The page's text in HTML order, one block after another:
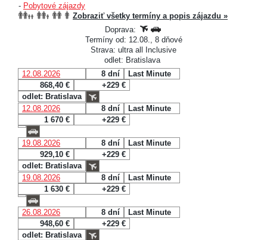
- Pobytové zájazdy
Zobraziť všetky termíny a popis zájazdu »
Doprava:
Termíny od: 12.08., 8 dňové
Strava: ultra all Inclusive
odlet: Bratislava
12.08.2026
8 dní
Last Minute
868,40 €
+229 €
odlet: Bratislava
12.08.2026
8 dní
Last Minute
1 670 €
+229 €
19.08.2026 8 dní
Last Minute
929,10 €
+229 €
odlet: Bratislava
19.08.2026
8 dní
Last Minute
1 630 €
+229 €
26.08.2026 8 dní
Last Minute
948,60 €
+229 €
odlet: Bratislava